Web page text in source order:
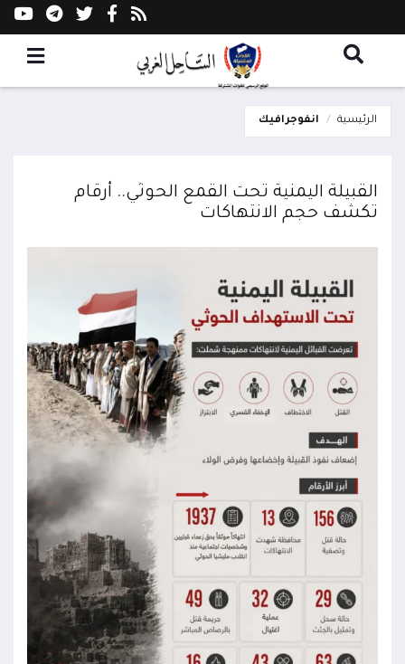
الرئيسية انفوجرافيك
القبيلة اليمنية تحت القمع الحوثي.. أرقام
تكشف حجم الانتهاكات